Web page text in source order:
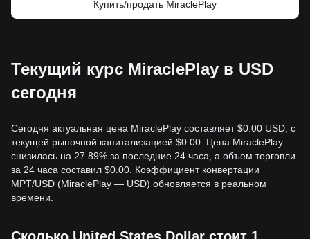
Купить/продать MiraclePlay
Текущий курс MiraclePlay в USD
сегодня
Сегодня актуальная цена MiraclePlay составляет $0.00 USD, с
текущей рыночной капитализацией $0.00. Цена MiraclePlay
снизилась на 27.89% за последние 24 часа, а объем торговли
за 24 часа составил $0.00. Коэффициент конвертации
MPT/USD (MiraclePlay — USD) обновляется в реальном
времени.